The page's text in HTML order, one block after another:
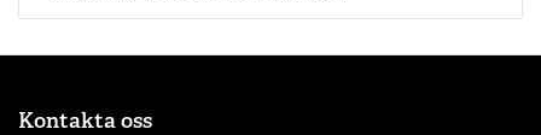
Kontakta oss